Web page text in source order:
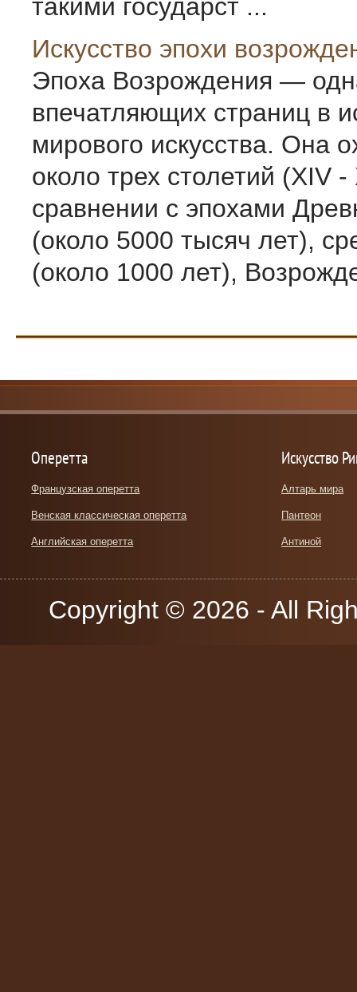
такими государст ...
Искусство эпохи
Эпоха Возрождения —
впечатляющих страниц в
мирового искусства. Она
около трех столетий (XIV
сравнении с эпоха­ми
(около 5000 тысяч лет),
(около 1000 лет),
Оперетта
Французская оперетта
Венская классическая оперетта
Английская оперетта
Искусство
Алтарь мира
Пантеон
Антиной
Copyright © 2026 - All